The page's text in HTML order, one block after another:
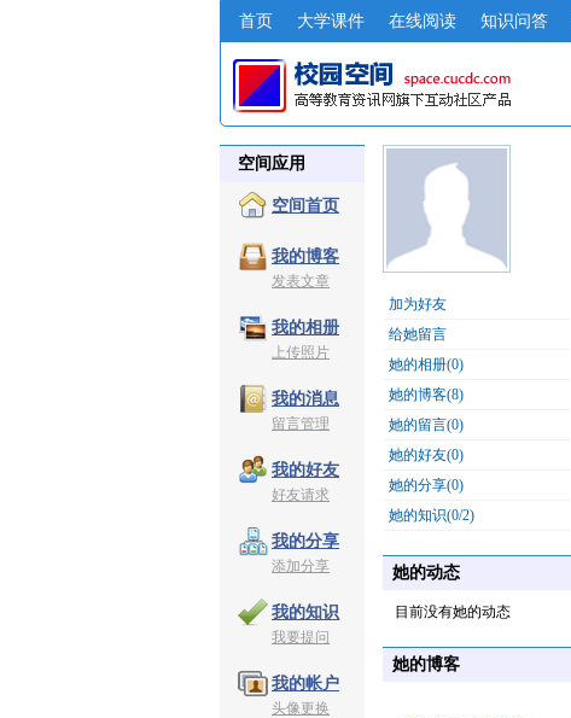
首页 大学课件 在线阅读 知识问答
空间应用
空间首页
我的博客
发表文章
我的相册
上传照片
我的消息
留言管理
我的好友
好友请求
我的分享
添加分享
我的知识
我要提问
我的帐户
头像更换
加为好友
给她留言
她的相册(0)
她的博客(8)
她的留言(0)
她的好友(0)
她的分享(0)
她的知识(0/2)
她的动态
目前没有她的动态
她的博客